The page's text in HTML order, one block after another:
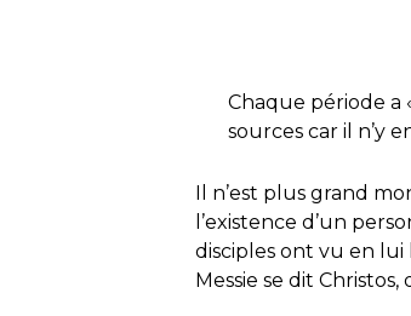
Chaque période a
sources car il n’y
Il n’est plus grand
l’existence d’un
disciples ont vu en lui
Messie se dit Christos,